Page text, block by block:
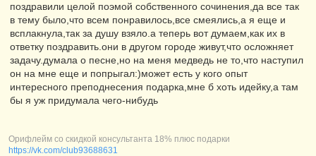
поздравили целой поэмой собственного сочинения,да все так
в тему было,что всем понравилось,все смеялись,а я еще и
всплакнула,так за душу взяло.а теперь вот думаем,как их в
ответку поздравить.они в другом городе живут,что осложняет
задачу.думала о песне,но на меня медведь не то,что наступил
он на мне еще и попрыгал:)может есть у кого опыт
интересного преподнесения подарка,мне б хоть идейку,а там
бы я уж придумала чего-нибудь
Орифлейм со скидкой консультанта 18% плюс подарки
https://vk.com/club93688631